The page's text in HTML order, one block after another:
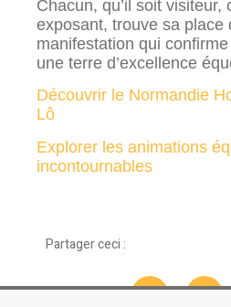
Chacun, qu’il soit visiteur,
exposant, trouve sa place
manifestation qui
une terre d’excellence
Découvrir le Normandie
Lô
Explorer les animations
incontournables
Partager ceci :